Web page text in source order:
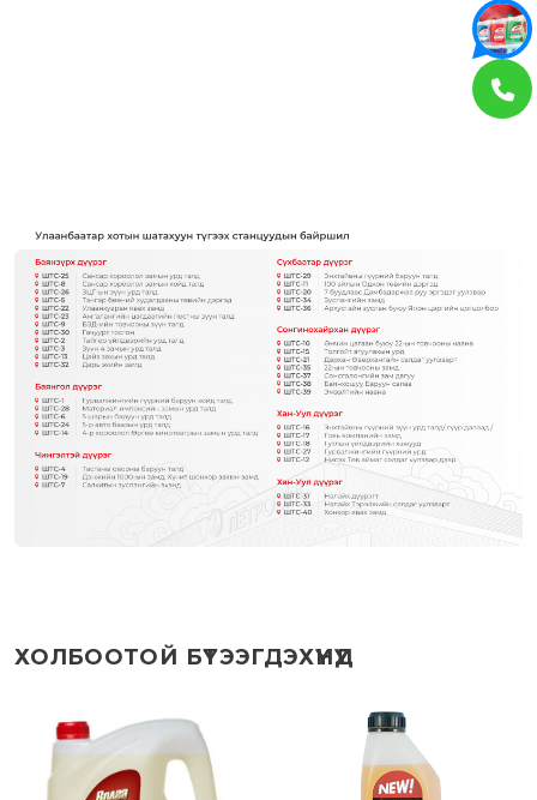
ХОЛБООТОЙ БҮТЭЭГДЭХҮҮНҮҮД